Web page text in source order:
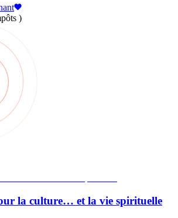
)
la culture… et la vie spirituelle